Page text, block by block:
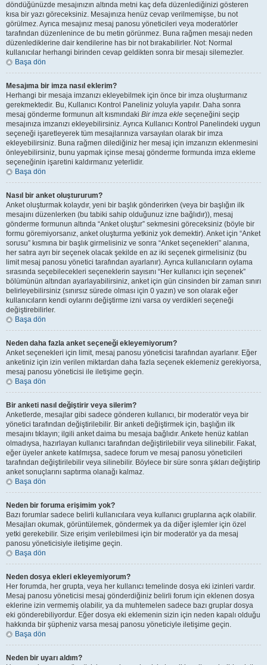
döndüğünüzde mesajınızın altında metni kaç defa düzenlediğinizi gösteren
kısa bir yazı göreceksiniz. Mesajınıza henüz cevap verilmemişse, bu not
görülmez. Ayrıca mesajınız mesaj panosu yöneticileri veya moderatörler
tarafından düzenlenince de bu metin görünmez. Buna rağmen mesajı neden
düzenlediklerine dair kendilerine has bir not bırakabilirler. Not: Normal
kullanıcılar herhangi birinden cevap geldikten sonra bir mesajı silemezler.
Başa dön
Mesajıma bir imza nasıl eklerim?
Herhangi bir mesaja imzanızı ekleyebilmek için önce bir imza oluşturmanız
gerekmektedir. Bu, Kullanıcı Kontrol Paneliniz yoluyla yapılır. Daha sonra
mesaj gönderme formunun alt kısmındaki Bir imza ekle seçeneğini seçip
mesajınıza imzanızı ekleyebilirsiniz. Ayrıca Kullanıcı Kontrol Panelindeki uygun
seçeneği işaretleyerek tüm mesajlarınıza varsayılan olarak bir imza
ekleyebilirsiniz. Buna rağmen dilediğiniz her mesaj için imzanızın eklenmesini
önleyebilirsiniz, bunu yapmak içinse mesaj gönderme formunda imza ekleme
seçeneğinin işaretini kaldırmanız yeterlidir.
Başa dön
Nasıl bir anket oluştururum?
Anket oluşturmak kolaydır, yeni bir başlık gönderirken (veya bir başlığın ilk
mesajını düzenlerken (bu tabiki sahip olduğunuz izne bağlıdır)), mesaj
gönderme formunun altında “Anket oluştur” sekmesini göreceksiniz (böyle bir
formu göremiyorsanız, anket oluşturma yetkiniz yok demektir). Anket için “Anket
sorusu” kısmına bir başlık girmelisiniz ve sonra “Anket seçenekleri” alanına,
her satıra ayrı bir seçenek olacak şekilde en az iki seçenek girmelisiniz (bu
limit mesaj panosu yönetici tarafından ayarlanır). Ayrıca kullanıcıların oylama
sırasında seçebilecekleri seçeneklerin sayısını “Her kullanıcı için seçenek”
bölümünün altından ayarlayabilirsiniz, anket için gün cinsinden bir zaman sınırı
belirleyebilirsiniz (sınırsız sürede olması için 0 yazın) ve son olarak eğer
kullanıcıların kendi oylarını değiştirme izni varsa oy verdikleri seçeneği
değiştirebilirler.
Başa dön
Neden daha fazla anket seçeneği ekleyemiyorum?
Anket seçenekleri için limit, mesaj panosu yöneticisi tarafından ayarlanır. Eğer
anketiniz için izin verilen miktardan daha fazla seçenek eklemeniz gerekiyorsa,
mesaj panosu yöneticisi ile iletişime geçin.
Başa dön
Bir anketi nasıl değiştirir veya silerim?
Anketlerde, mesajlar gibi sadece gönderen kullanıcı, bir moderatör veya bir
yönetici tarafından değiştirilebilir. Bir anketi değiştirmek için, başlığın ilk
mesajını tıklayın; ilgili anket daima bu mesaja bağlıdır. Ankete henüz katılan
olmadıysa, hazırlayan kullanıcı tarafından değiştirilebilir veya silinebilir. Fakat,
eğer üyeler ankete katılmışsa, sadece forum ve mesaj panosu yöneticileri
tarafından değiştirilebilir veya silinebilir. Böylece bir süre sonra şıkları değiştirip
anket sonuçlarını saptırma olanağı kalmaz.
Başa dön
Neden bir foruma erişimim yok?
Bazı forumlar sadece belirli kullanıcılara veya kullanıcı gruplarına açık olabilir.
Mesajları okumak, görüntülemek, göndermek ya da diğer işlemler için özel
yetki gerekebilir. Size erişim verilebilmesi için bir moderatör ya da mesaj
panosu yöneticisiyle iletişime geçin.
Başa dön
Neden dosya ekleri ekleyemiyorum?
Her forumda, her grupta, veya her kullanıcı temelinde dosya eki izinleri vardır.
Mesaj panosu yöneticisi mesaj gönderdiğiniz belirli forum için eklenen dosya
eklerine izin vermemiş olabilir, ya da muhtemelen sadece bazı gruplar dosya
eki gönderebiliyordur. Eğer dosya eki eklemenin sizin için neden kapalı olduğu
hakkında bir şüpheniz varsa mesaj panosu yöneticiyle iletişime geçin.
Başa dön
Neden bir uyarı aldım?